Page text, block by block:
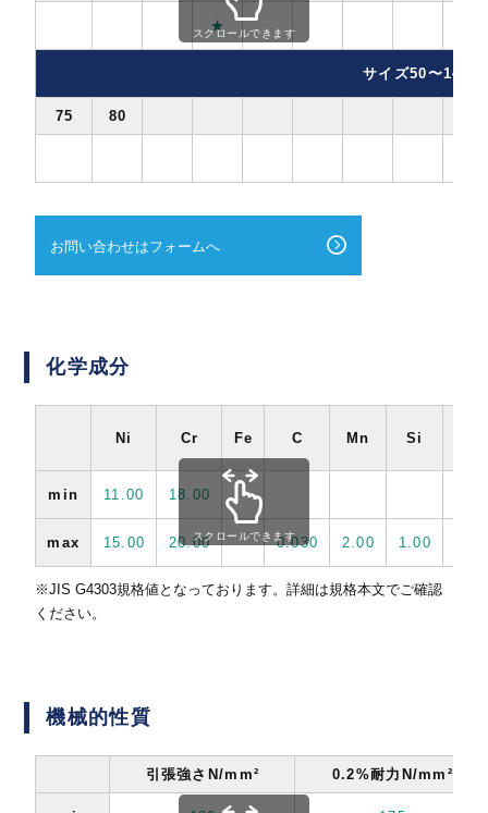
★
サイズ50〜140
75 80
スクロールできます
お問い合わせはフォームへ
化学成分
Ni Cr Fe C Mn Si
min 11.00 18.00
max 15.00 20.00 0.030 2.00 1.00
スクロールできます
※JIS G4303規格値となっております。詳細は規格本文でご確認
ください。
機械的性質
引張強さN/mm² 0.2%耐力N/mm²